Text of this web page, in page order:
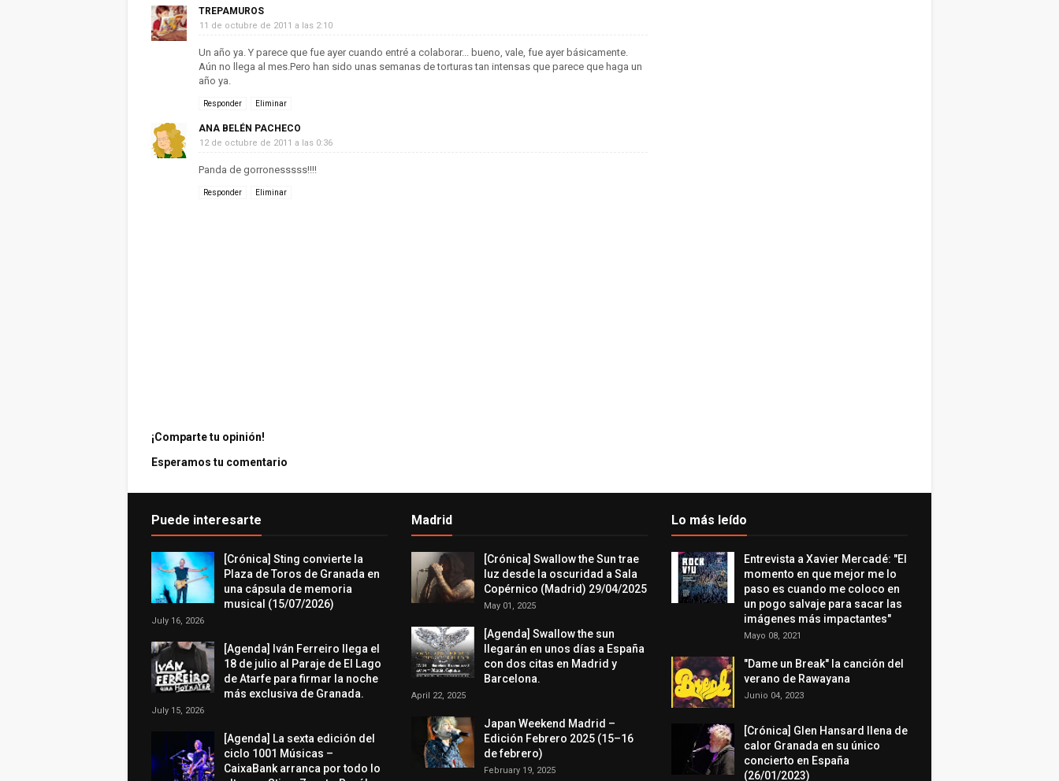
TREPAMUROS
11 de octubre de 2011 a las 2:10
Un año ya. Y parece que fue ayer cuando entré a colaborar... bueno, vale, fue ayer básicamente.
Aún no llega al mes.Pero han sido unas semanas de torturas tan intensas que parece que haga un
año ya.
Responder Eliminar
ANA BELÉN PACHECO
12 de octubre de 2011 a las 0:36
Panda de gorronesssss!!!!
Responder Eliminar
¡Comparte tu opinión!
Esperamos tu comentario
Puede interesarte
[Crónica] Sting convierte la
Plaza de Toros de Granada en
una cápsula de memoria
musical (15/07/2026)
July 16, 2026
[Agenda] Iván Ferreiro llega el
18 de julio al Paraje de El Lago
de Atarfe para firmar la noche
más exclusiva de Granada.
July 15, 2026
[Agenda] La sexta edición del
ciclo 1001 Músicas –
CaixaBank arranca por todo lo
Madrid
[Crónica] Swallow the Sun trae
luz desde la oscuridad a Sala
Copérnico (Madrid) 29/04/2025
May 01, 2025
[Agenda] Swallow the sun
llegarán en unos días a España
con dos citas en Madrid y
Barcelona.
April 22, 2025
Japan Weekend Madrid –
Edición Febrero 2025 (15–16
de febrero)
February 19, 2025
Lo más leído
Entrevista a Xavier Mercadé: "El
momento en que mejor me lo
paso es cuando me coloco en
un pogo salvaje para sacar las
imágenes más impactantes"
Mayo 08, 2021
"Dame un Break" la canción del
verano de Rawayana
Junio 04, 2023
[Crónica] Glen Hansard llena de
calor Granada en su único
concierto en España
(26/01/2023)